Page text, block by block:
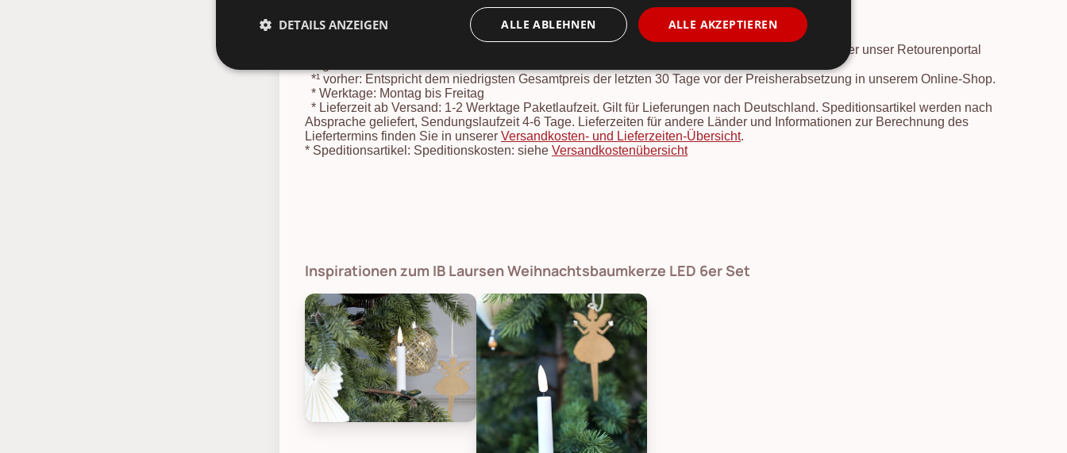
ist über unser Retourenportal
*¹ vorher: Entspricht dem niedrigsten Gesamtpreis der letzten 30 Tage vor der Preisherabsetzung in unserem Online-Shop.
* Werktage: Montag bis Freitag
* Lieferzeit ab Versand: 1-2 Werktage Paketlaufzeit. Gilt für Lieferungen nach Deutschland. Speditionsartikel werden nach
Absprache geliefert, Sendungslaufzeit 4-6 Tage. Lieferzeiten für andere Länder und Informationen zur Berechnung des
Liefertermins finden Sie in unserer Versandkosten- und Lieferzeiten-Übersicht.
* Speditionsartikel: Speditionskosten: siehe Versandkostenübersicht
Inspirationen zum IB Laursen Weihnachtsbaumkerze LED 6er Set
Chic Antique Weihnachtsbaumkerze LED 6er Set, Bild 1
ALLE AKZEPTIEREN
ALLE ABLEHNEN
DETAILS ANZEIGEN